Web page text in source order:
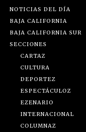
NOTICIAS DEL DÍA
BAJA CALIFORNIA
BAJA CALIFORNIA SUR
SECCIONES
CARTAZ
CULTURA
DEPORTEZ
ESPECTÁCULOZ
EZENARIO
INTERNACIONAL
COLUMNAZ